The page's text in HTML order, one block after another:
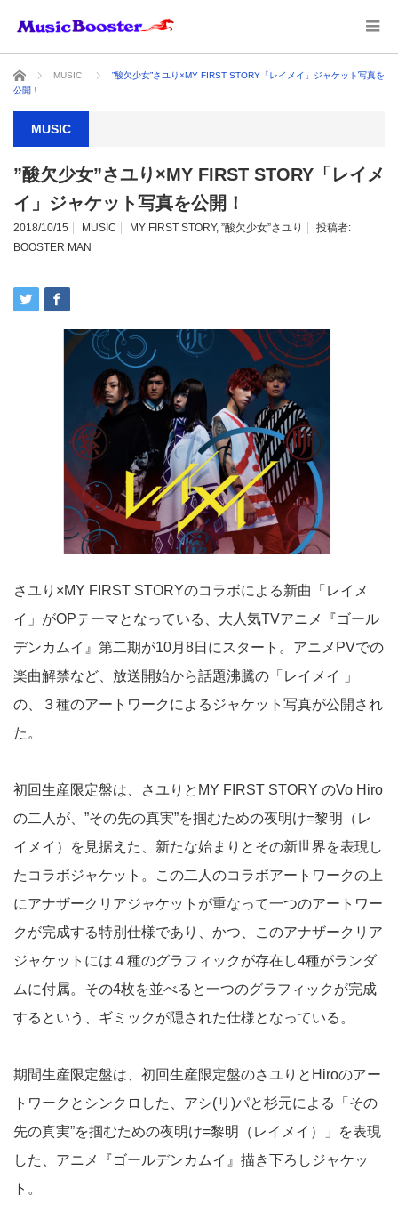
ホーム MUSIC
”酸欠少女”さユり×MY FIRST STORY「レイメイ」ジャケット写真を
公開！
MUSIC
”酸欠少女”さユり×MY FIRST STORY「レイメ
イ」ジャケット写真を公開！
2018/10/15 MUSIC MY FIRST STORY, ”酸欠少女”さユり
投稿者:
BOOSTER MAN
さユり×MY FIRST STORYのコラボによる新曲「レイメ
イ」がOPテーマとなっている、大人気TVアニメ『ゴール
デンカムイ』第二期が10月8日にスタート。アニメPVでの
楽曲解禁など、放送開始から話題沸騰の「レイメイ 」
の、３種のアートワークによるジャケット写真が公開され
た。
初回生産限定盤は、さユりとMY FIRST STORY のVo Hiro
の二人が、”その先の真実”を掴むための夜明け=黎明（レ
イメイ）を見据えた、新たな始まりとその新世界を表現し
たコラボジャケット。この二人のコラボアートワークの上
にアナザークリアジャケットが重なって一つのアートワー
クが完成する特別仕様であり、かつ、このアナザークリア
ジャケットには４種のグラフィックが存在し4種がランダ
ムに付属。その4枚を並べると一つのグラフィックが完成
するという、ギミックが隠された仕様となっている。
期間生産限定盤は、初回生産限定盤のさユりとHiroのアー
トワークとシンクロした、アシ(リ)パと杉元による「その
先の真実”を掴むための夜明け=黎明（レイメイ）」を表現
した、アニメ『ゴールデンカムイ』描き下ろしジャケッ
ト。